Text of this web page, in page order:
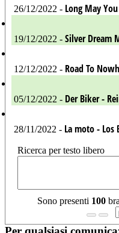
26/12/2022 - Long May
19/12/2022 - Silver Dream
12/12/2022 - Road To
05/12/2022 - Der Biker -
28/11/2022 - La moto - Los
Ricerca per testo libero
Sono presenti 100